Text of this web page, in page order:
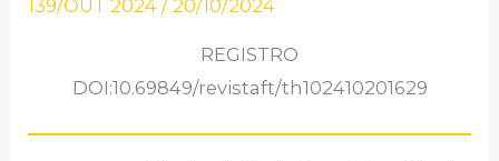
139/OUT 2024 /20/10/2024
REGISTRO
DOI:10.69849/revistaft/th102410201629